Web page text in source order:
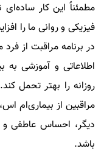
مطمئناً این کار
فیزیکی و روانی ما را
در برنامه مراقبت از
اطلاعاتی و آموزشی
روزانه را بهتر تحمل
مراقبین از بیماری‌ام
دیگر، احساس عاطفی
باشد.